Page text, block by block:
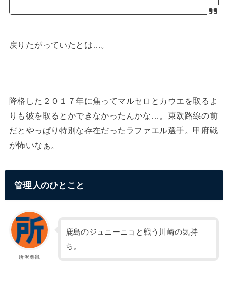
戻りたがっていたとは…。
降格した２０１７年に焦ってマルセロとカウエを取るよ
りも彼を取るとかできなかったんかな…。東欧路線の前
だとやっぱり特別な存在だったラファエル選手。甲府戦
が怖いなぁ。
管理人のひとこと
所沢栗鼠
鹿島のジュニーニョと戦う川崎の気持
ち。